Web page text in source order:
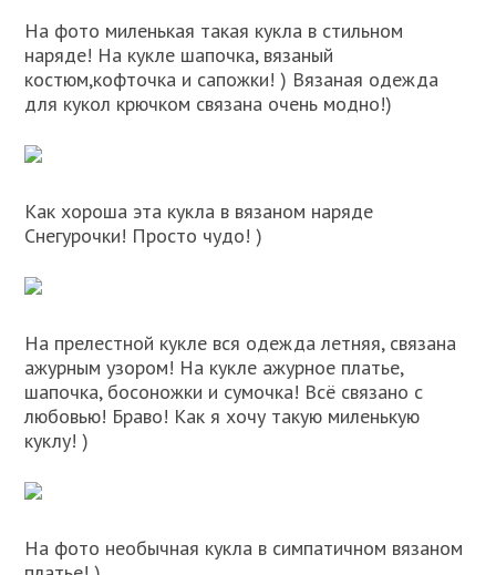
На фото миленькая такая кукла в стильном
наряде! На кукле шапочка, вязаный
костюм,кофточка и сапожки! ) Вязаная одежда
для кукол крючком связана очень модно!)
Как хороша эта кукла в вязаном наряде
Снегурочки! Просто чудо! )
На прелестной кукле вся одежда летняя, связана
ажурным узором! На кукле ажурное платье,
шапочка, босоножки и сумочка! Всё связано с
любовью! Браво! Как я хочу такую миленькую
куклу! )
На фото необычная кукла в симпатичном вязаном